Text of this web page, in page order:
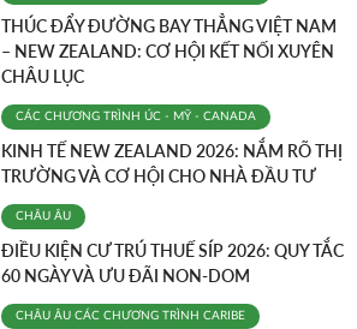
THÚC ĐẨY ĐƯỜNG BAY THẲNG VIỆT NAM
– NEW ZEALAND: CƠ HỘI KẾT NỐI XUYÊN
CHÂU LỤC
CÁC CHƯƠNG TRÌNH ÚC - MỸ - CANADA
KINH TẾ NEW ZEALAND 2026: NẮM RÕ THỊ
TRƯỜNG VÀ CƠ HỘI CHO NHÀ ĐẦU TƯ
CHÂU ÂU
ĐIỀU KIỆN CƯ TRÚ THUẾ SÍP 2026: QUY TẮC
60 NGÀY VÀ ƯU ĐÃI NON-DOM
CHÂU ÂU CÁC CHƯƠNG TRÌNH CARIBE